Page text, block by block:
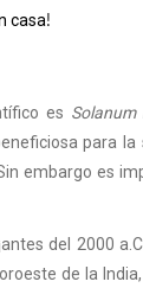
casa!
es Solanum
para
embargo es
del 2000
de la